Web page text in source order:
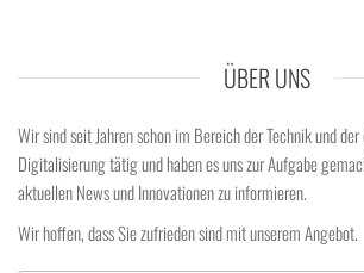
ÜBER UNS
Wir sind seit Jahren schon im Bereich der Technik und
Digitalisierung tätig und haben es uns zur Aufgabe
aktuellen News und Innovationen zu informieren.
Wir hoffen, dass Sie zufrieden sind mit unserem Angebot.